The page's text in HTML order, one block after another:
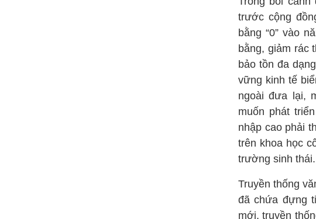
trước cộng
bằng “0” vào
bằng, giảm rác
bảo tồn đa
vững kinh tế
ngoài đưa lại,
muốn phát
nhập cao phải
trên khoa học
trường sinh thái.
Truyền thống
đã chứa đựng
mới, truyền